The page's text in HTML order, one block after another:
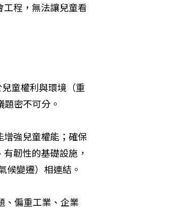
程，無法讓兒童看
童權利與環境（重
密不可分。
強兒童權能；確保
韌性的基礎設施，
候變遷）相連結。
、偏重工業、企業